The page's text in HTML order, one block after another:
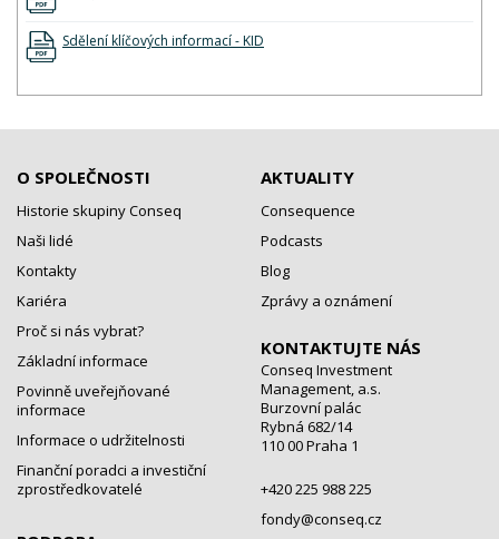
Sdělení klíčových informací - KID
O SPOLEČNOSTI
Historie skupiny Conseq
Naši lidé
Kontakty
Kariéra
Proč si nás vybrat?
Základní informace
Povinně uveřejňované
informace
Informace o udržitelnosti
Finanční poradci a investiční
zprostředkovatelé
AKTUALITY
Consequence
Podcasts
Blog
Zprávy a oznámení
KONTAKTUJTE NÁS
Conseq Investment
Management, a.s.
Burzovní palác
Rybná 682/14
110 00 Praha 1
+420 225 988 225
fondy@conseq.cz